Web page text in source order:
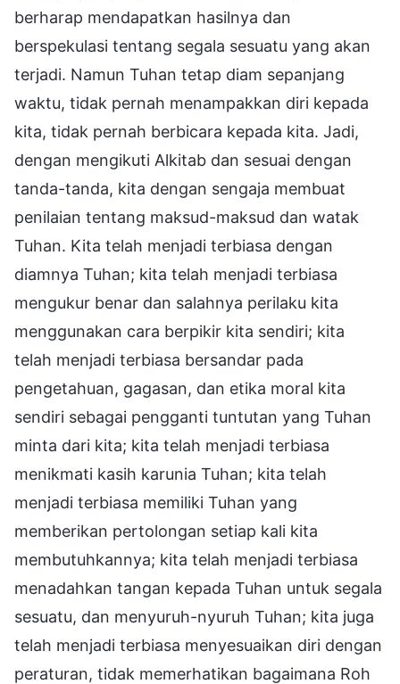
berharap mendapatkan hasilnya dan
berspekulasi tentang segala sesuatu yang akan
terjadi. Namun Tuhan tetap diam sepanjang
waktu, tidak pernah menampakkan diri kepada
kita, tidak pernah berbicara kepada kita. Jadi,
dengan mengikuti Alkitab dan sesuai dengan
tanda-tanda, kita dengan sengaja membuat
penilaian tentang maksud-maksud dan watak
Tuhan. Kita telah menjadi terbiasa dengan
diamnya Tuhan; kita telah menjadi terbiasa
mengukur benar dan salahnya perilaku kita
menggunakan cara berpikir kita sendiri; kita
telah menjadi terbiasa bersandar pada
pengetahuan, gagasan, dan etika moral kita
sendiri sebagai pengganti tuntutan yang Tuhan
minta dari kita; kita telah menjadi terbiasa
menikmati kasih karunia Tuhan; kita telah
menjadi terbiasa memiliki Tuhan yang
memberikan pertolongan setiap kali kita
membutuhkannya; kita telah menjadi terbiasa
menadahkan tangan kepada Tuhan untuk segala
sesuatu, dan menyuruh-nyuruh Tuhan; kita juga
telah menjadi terbiasa menyesuaikan diri dengan
peraturan, tidak memerhatikan bagaimana Roh